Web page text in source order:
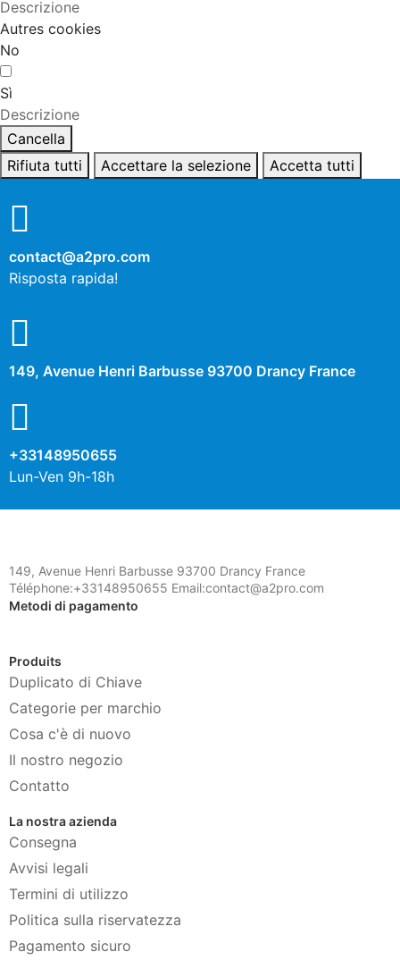
Descrizione
Autres cookies
No
Sì
Descrizione
Cancella
Rifiuta tutti
Accettare la selezione Accetta tutti
contact@a2pro.com
Risposta rapida!
149, Avenue Henri Barbusse 93700 Drancy France
+33148950655
Lun-Ven 9h-18h
149, Avenue Henri Barbusse 93700 Drancy France
Téléphone:+33148950655 Email:contact@a2pro.com
Metodi di pagamento
Produits
Duplicato di Chiave
Categorie per marchio
Cosa c'è di nuovo
Il nostro negozio
Contatto
La nostra azienda
Consegna
Avvisi legali
Termini di utilizzo
Politica sulla riservatezza
Pagamento sicuro